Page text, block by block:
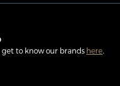
get to know our brands here.